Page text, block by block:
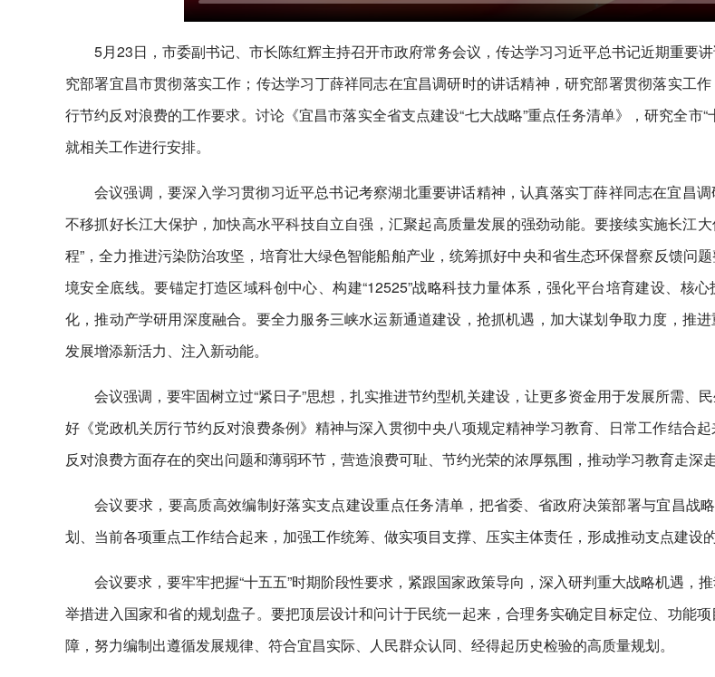
5月23日，市委副书记、市长陈红辉主持召开市政府常务会议，传达学习习近平总书记近期重要
究部署宜昌市贯彻落实工作；传达学习丁薛祥同志在宜昌调研时的讲话精神，研究部署贯彻落实工
行节约反对浪费的工作要求。讨论《宜昌市落实全省支点建设“七大战略”重点任务清单》，研究全市“
就相关工作进行安排。
会议强调，要深入学习贯彻习近平总书记考察湖北重要讲话精神，认真落实丁薛祥同志在宜昌
不移抓好长江大保护，加快高水平科技自立自强，汇聚起高质量发展的强劲动能。要接续实施长江大
程”，全力推进污染防治攻坚，培育壮大绿色智能船舶产业，统筹抓好中央和省生态环保督察反馈问
境安全底线。要锚定打造区域科创中心、构建“12525”战略科技力量体系，强化平台培育建设、核
化，推动产学研用深度融合。要全力服务三峡水运新通道建设，抢抓机遇，加大谋划争取力度，推
发展增添新活力、注入新动能。
会议强调，要牢固树立过“紧日子”思想，扎实推进节约型机关建设，让更多资金用于发展所需、
好《党政机关厉行节约反对浪费条例》精神与深入贯彻中央八项规定精神学习教育、日常工作结合
反对浪费方面存在的突出问题和薄弱环节，营造浪费可耻、节约光荣的浓厚氛围，推动学习教育走深走
会议要求，要高质高效编制好落实支点建设重点任务清单，把省委、省政府决策部署与宜昌战
划、当前各项重点工作结合起来，加强工作统筹、做实项目支撑、压实主体责任，形成推动支点建设的
会议要求，要牢牢把握“十五五”时期阶段性要求，紧跟国家政策导向，深入研判重大战略机遇，
举措进入国家和省的规划盘子。要把顶层设计和问计于民统一起来，合理务实确定目标定位、功能
障，努力编制出遵循发展规律、符合宜昌实际、人民群众认同、经得起历史检验的高质量规划。